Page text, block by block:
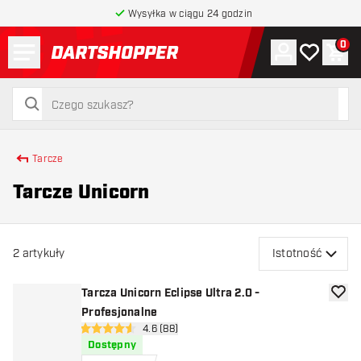
Wysyłka w ciągu 24 godzin
powrót do strony głównej
szukaj
szukaj
Konto
Moja lista
0
Tarcze
Tarcze Unicorn
2 artykuły Istotność
Tarcza Unicorn Eclipse Ultra 2.0 -
Profesjonalne
otwórz panel recenzji
4.6 gwiazdki oceny
4.6 (88)
Dostępny